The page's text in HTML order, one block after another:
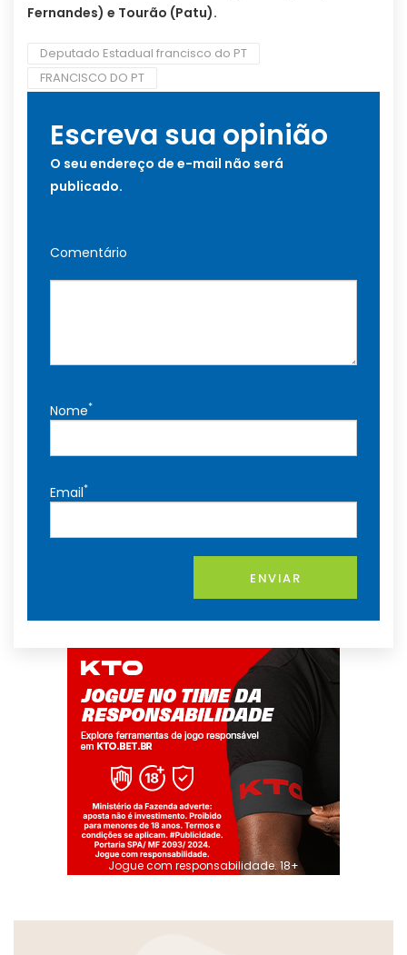
Fernandes) e Tourão (Patu).
Deputado Estadual francisco do PT
FRANCISCO DO PT
Escreva sua opinião
O seu endereço de e-mail não será
publicado.
Comentário
Nome*
Email*
ENVIAR
Jogue com responsabilidade. 18+